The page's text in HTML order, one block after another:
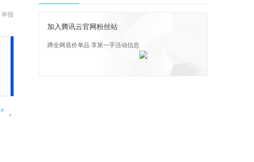
举报
，
加入腾讯云官网粉丝站
蹲全网底价单品 享第一手活动信息